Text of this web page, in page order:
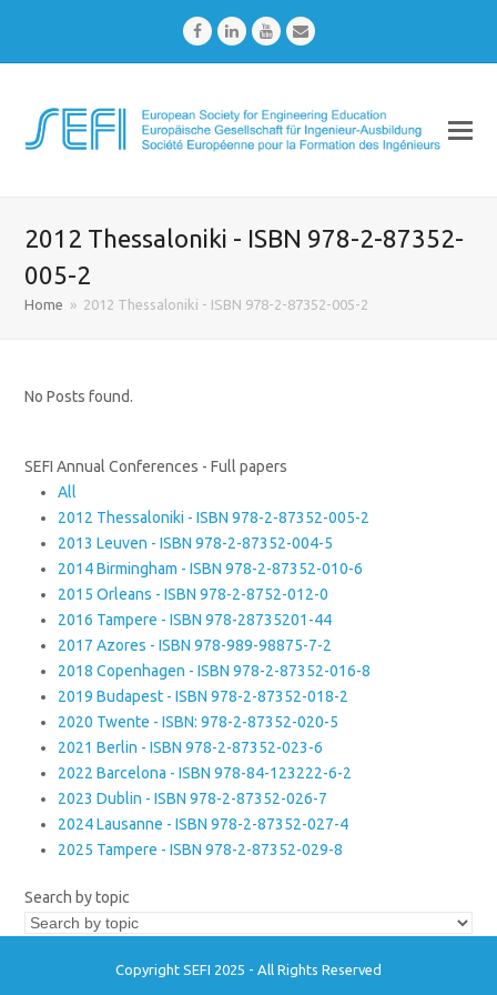
FacebookLinkedInYoutubeEmail
2012 Thessaloniki - ISBN 978-2-87352-
005-2
Home » 2012 Thessaloniki - ISBN 978-2-87352-005-2
No Posts found.
SEFI Annual Conferences - Full papers
All
2012 Thessaloniki - ISBN 978-2-87352-005-2
2013 Leuven - ISBN 978-2-87352-004-5
2014 Birmingham - ISBN 978-2-87352-010-6
2015 Orleans - ISBN 978-2-8752-012-0
2016 Tampere - ISBN 978-28735201-44
2017 Azores - ISBN 978-989-98875-7-2
2018 Copenhagen - ISBN 978-2-87352-016-8
2019 Budapest - ISBN 978-2-87352-018-2
2020 Twente - ISBN: 978-2-87352-020-5
2021 Berlin - ISBN 978-2-87352-023-6
2022 Barcelona - ISBN 978-84-123222-6-2
2023 Dublin - ISBN 978-2-87352-026-7
2024 Lausanne - ISBN 978-2-87352-027-4
2025 Tampere - ISBN 978-2-87352-029-8
Search by topic
Copyright SEFI 2025 - All Rights Reserved